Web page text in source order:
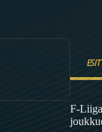
F-